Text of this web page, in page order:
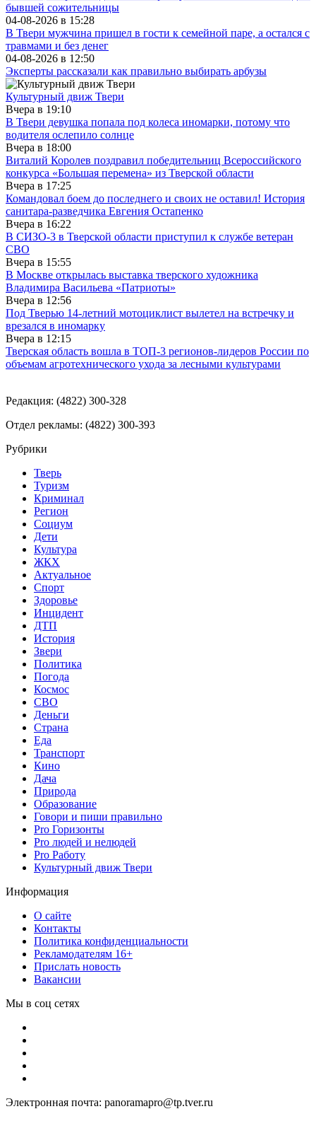
бывшей сожительницы
04-08-2026 в 15:28
В Твери мужчина пришел в гости к семейной паре, а остался с
травмами и без денег
04-08-2026 в 12:50
Эксперты рассказали как правильно выбирать арбузы
Культурный движ Твери
Вчера в 19:10
В Твери девушка попала под колеса иномарки, потому что
водителя ослепило солнце
Вчера в 18:00
Виталий Королев поздравил победительниц Всероссийского
конкурса «Большая перемена» из Тверской области
Вчера в 17:25
Командовал боем до последнего и своих не оставил! История
санитара-разведчика Евгения Остапенко
Вчера в 16:22
В СИЗО-3 в Тверской области приступил к службе ветеран
СВО
Вчера в 15:55
В Москве открылась выставка тверского художника
Владимира Васильева «Патриоты»
Вчера в 12:56
Под Тверью 14-летний мотоциклист вылетел на встречку и
врезался в иномарку
Вчера в 12:15
Тверская область вошла в ТОП-3 регионов-лидеров России по
объемам агротехнического ухода за лесными культурами
Редакция: (4822) 300-328
Отдел рекламы: (4822) 300-393
Рубрики
Тверь
Туризм
Криминал
Регион
Социум
Дети
Культура
ЖКХ
Актуальное
Спорт
Здоровье
Инцидент
ДТП
История
Звери
Политика
Погода
Космос
СВО
Деньги
Страна
Еда
Транспорт
Кино
Дача
Природа
Образование
Говори и пиши правильно
Pro Горизонты
Pro людей и нелюдей
Pro Работу
Культурный движ Твери
Информация
О сайте
Контакты
Политика конфиденциальности
Рекламодателям 16+
Прислать новость
Вакансии
Мы в соц сетях
Электронная почта: panoramapro@tp.tver.ru